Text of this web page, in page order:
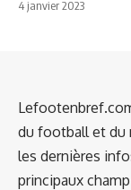
4 janvier 2023
du football et du
les dernières
principaux